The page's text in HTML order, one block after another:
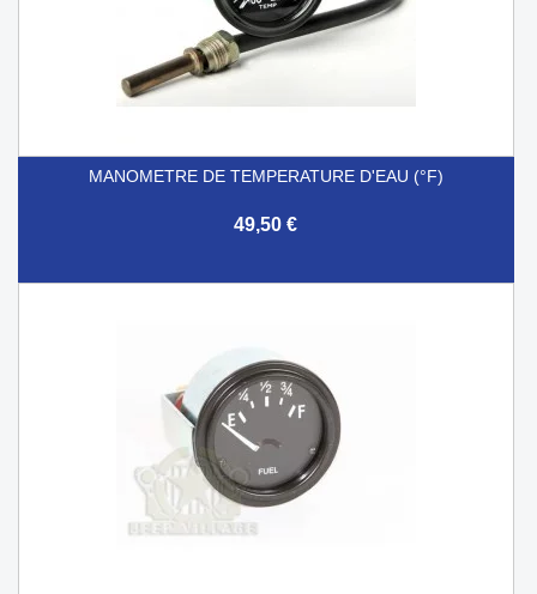
MANOMETRE DE TEMPERATURE D'EAU (°F)
49,50 €